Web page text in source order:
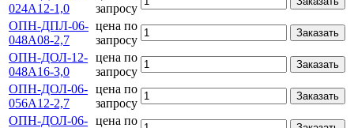
024А12-1,0
запросу
ОПН-ДПЛ-06-
048А08-2,7
цена по
запросу
Заказать
ОПН-ДОЛ-12-
048А16-3,0
цена по
запросу
Заказать
ОПН-ДОЛ-06-
056А12-2,7
цена по
запросу
Заказать
ОПН-ДОЛ-06- цена по